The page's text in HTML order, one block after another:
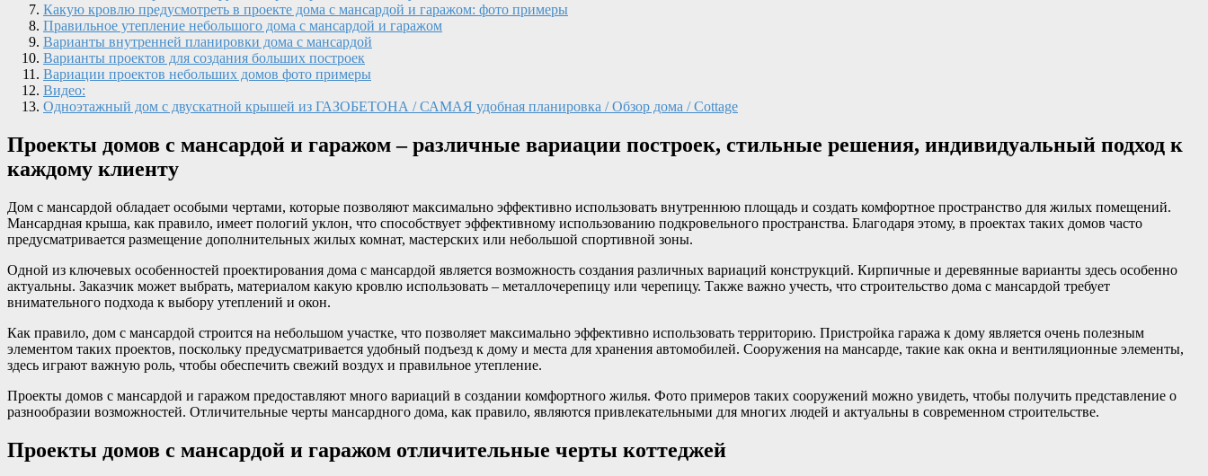
Какую кровлю предусмотреть в проекте дома с мансардой и гаражом: фото примеры
Правильное утепление небольшого дома с мансардой и гаражом
Варианты внутренней планировки дома с мансардой
Варианты проектов для создания больших построек
Вариации проектов небольших домов фото примеры
Видео:
Одноэтажный дом с двускатной крышей из ГАЗОБЕТОНА / САМАЯ удобная планировка / Обзор дома / Cottage
Проекты домов с мансардой и гаражом – различные вариации построек, стильные решения, индивидуальный подход к
каждому клиенту
Дом с мансардой обладает особыми чертами, которые позволяют максимально эффективно использовать внутреннюю площадь и создать комфортное пространство для жилых помещений.
Мансардная крыша, как правило, имеет пологий уклон, что способствует эффективному использованию подкровельного пространства. Благодаря этому, в проектах таких домов часто
предусматривается размещение дополнительных жилых комнат, мастерских или небольшой спортивной зоны.
Одной из ключевых особенностей проектирования дома с мансардой является возможность создания различных вариаций конструкций. Кирпичные и деревянные варианты здесь особенно
актуальны. Заказчик может выбрать, материалом какую кровлю использовать – металлочерепицу или черепицу. Также важно учесть, что строительство дома с мансардой требует
внимательного подхода к выбору утеплений и окон.
Как правило, дом с мансардой строится на небольшом участке, что позволяет максимально эффективно использовать территорию. Пристройка гаража к дому является очень полезным
элементом таких проектов, поскольку предусматривается удобный подъезд к дому и места для хранения автомобилей. Сооружения на мансарде, такие как окна и вентиляционные элементы,
здесь играют важную роль, чтобы обеспечить свежий воздух и правильное утепление.
Проекты домов с мансардой и гаражом предоставляют много вариаций в создании комфортного жилья. Фото примеров таких сооружений можно увидеть, чтобы получить представление о
разнообразии возможностей. Отличительные черты мансардного дома, как правило, являются привлекательными для многих людей и актуальны в современном строительстве.
Проекты домов с мансардой и гаражом отличительные черты коттеджей